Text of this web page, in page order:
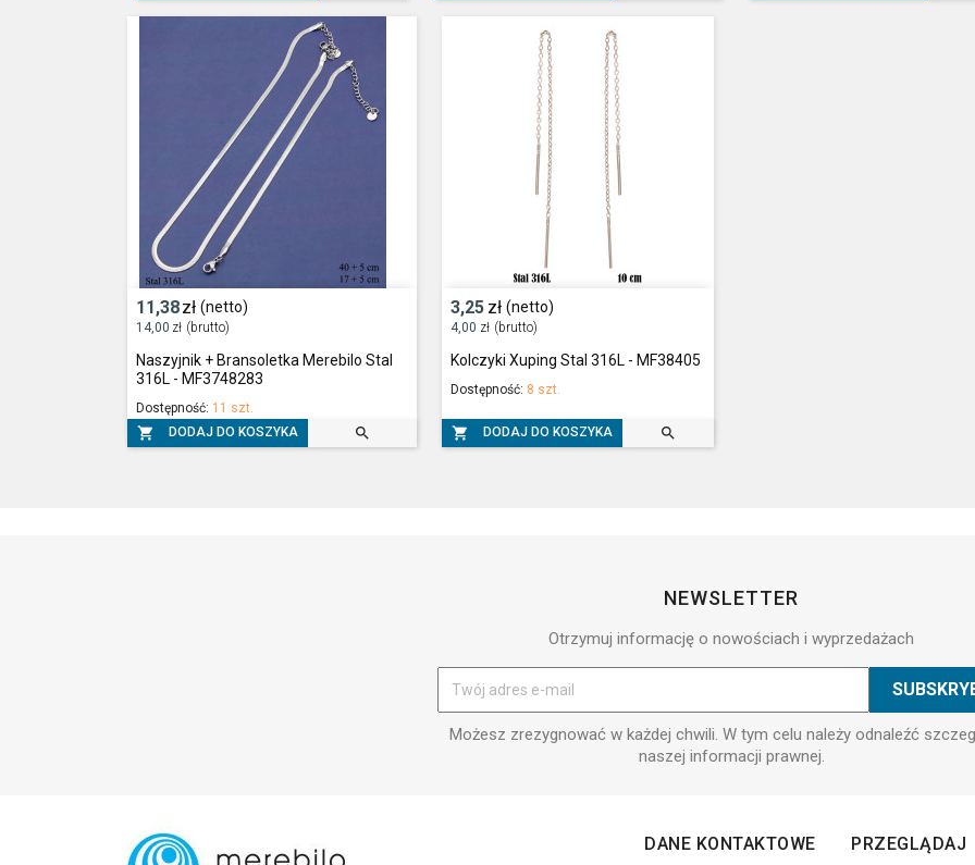
11,38zł (netto)
14,00 zł (brutto)
Naszyjnik + Bransoletka Merebilo Stal
316L - MF3748283
Dostępność: 11 szt.
 DODAJ DO KOSZYKA 
3,25 zł (netto)
4,00 zł (brutto)
Kolczyki Xuping Stal 316L - MF38405
Dostępność: 8 szt.
 DODAJ DO KOSZYKA 
NEWSLETTER
Otrzymuj informację o nowościach i wyprzedażach
Możesz zrezygnować w każdej chwili. W tym celu należy odnaleźć
naszej informacji prawnej.
DANE KONTAKTOWE PRZEGLĄDAJ